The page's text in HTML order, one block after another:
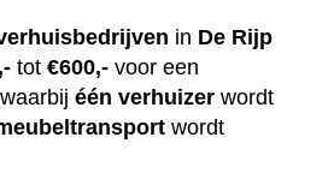
in De Rijp
tot €600,- voor een
één verhuizer wordt
wordt